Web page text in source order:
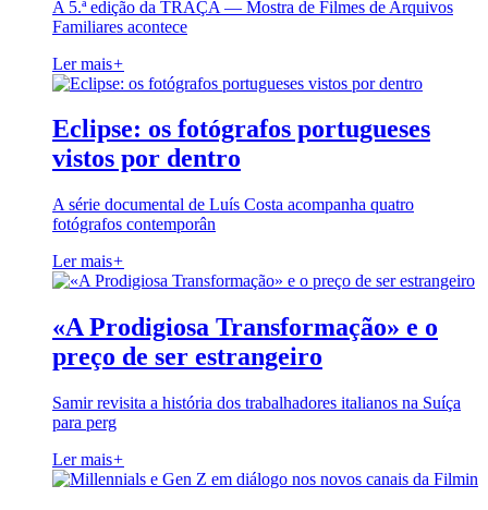
A 5.ª edição da TRAÇA — Mostra de Filmes de Arquivos
Familiares acontece
Ler mais+
Eclipse: os fotógrafos portugueses
vistos por dentro
A série documental de Luís Costa acompanha quatro
fotógrafos contemporân
Ler mais+
«A Prodigiosa Transformação» e o
preço de ser estrangeiro
Samir revisita a história dos trabalhadores italianos na Suíça
para perg
Ler mais+